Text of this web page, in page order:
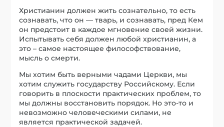
Христианин должен жить сознательно, то есть
сознавать, что он — тварь, и сознавать, пред Кем
он предстоит в каждое мгновение своей жизни.
Испытывать себя должен любой христианин, а
это – самое настоящее философствование,
мысль о смерти.
Мы хотим быть верными чадами Церкви, мы
хотим служить государству Российскому. Если
говорить в плоскости практических проблем, то
мы должны восстановить порядок. Но это-то и
невозможно человеческими силами, не
является практической задачей.